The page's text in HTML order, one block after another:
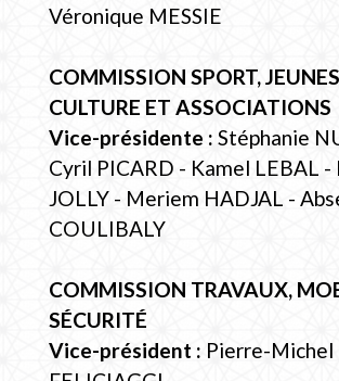
Véronique MESSIE
COMMISSION SPORT,
CULTURE ET ASSOCIATIONS
Vice-présidente : Stéphanie
Cyril PICARD - Kamel LEBAL -
JOLLY - Meriem HADJAL -
COULIBALY
COMMISSION TRAVAUX,
SÉCURITÉ
Vice-président : Pierre-Michel